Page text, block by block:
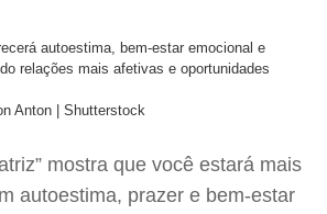
autoestima, bem-estar emocional e
relações mais afetivas e oportunidades
Anton | Shutterstock
mostra que você estará mais
autoestima, prazer e bem-estar